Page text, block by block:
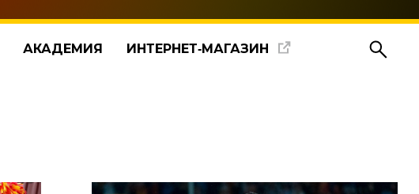
АКАДЕМИЯ ИНТЕРНЕТ‑МАГАЗИН